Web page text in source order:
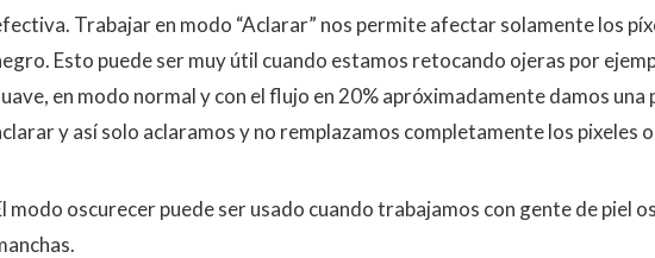
Trabajar en modo “Aclarar” nos permite afectar solamente los
Esto puede ser muy útil cuando estamos retocando ojeras por
en modo normal y con el flujo en 20% apróximadamente damos una
y así solo aclaramos y no remplazamos completamente los pixeles
modo oscurecer puede ser usado cuando trabajamos con gente de piel